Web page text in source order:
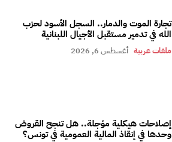
تجارة الموت والدمار.. السجل الأسود لحزب
الله في تدمير مستقبل الأجيال اللبنانية
ملفات عربية أغسطس 6, 2026
إصلاحات هيكلية مؤجلة.. هل تنجح القروض
وحدها في إنقاذ المالية العمومية في تونس؟